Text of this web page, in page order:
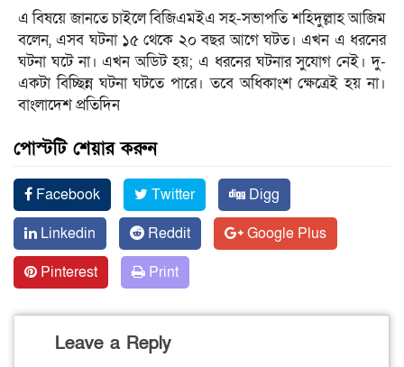
এ বিষয়ে জানতে চাইলে বিজিএমইএ সহ-সভাপতি শহিদুল্লাহ আজিম
বলেন, এসব ঘটনা ১৫ থেকে ২০ বছর আগে ঘটত। এখন এ ধরনের
ঘটনা ঘটে না। এখন অডিট হয়; এ ধরনের ঘটনার সুযোগ নেই। দু-
একটা বিচ্ছিন্ন ঘটনা ঘটতে পারে। তবে অধিকাংশ ক্ষেত্রেই হয় না।
বাংলাদেশ প্রতিদিন
পোস্টটি শেয়ার করুন
Facebook Twitter
Digg
Linkedin
Reddit
Google Plus
Pinterest
Print
Leave a Reply